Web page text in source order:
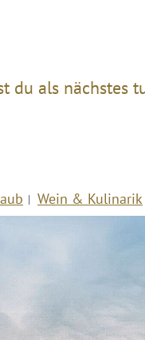
du als nächstes
Wein & Kulinarik